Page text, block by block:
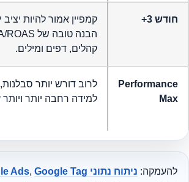
חודש 3+
קמפיין אמור להיות יציב
קהלים, דפים ומילים.
Performance
Max
לרוב דורש יותר
למידה רחבה יותר ויותר
להעמקה: ניתוח נתוני Google Ads , Google Tag